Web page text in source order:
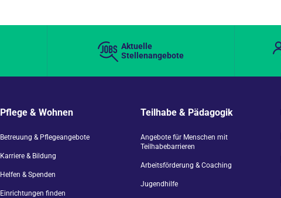
Aktuelle
Stellenangebote
Pflege & Wohnen
Betreuung & Pflegeangebote
Karriere & Bildung
Helfen & Spenden
Einrichtungen finden
Teilhabe & Pädagogik
Angebote für Menschen mit
Teilhabebarrieren
Arbeitsförderung & Coaching
Jugendhilfe